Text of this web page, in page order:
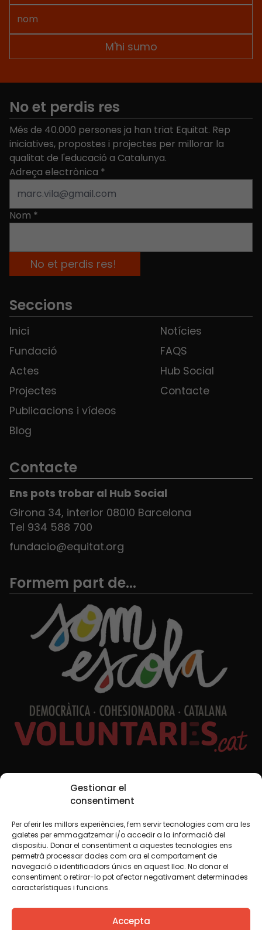
Gestionar el
consentiment
Per oferir les millors experiències, fem servir tecnologies com ara les
galetes per emmagatzemar i/o accedir a la informació del
dispositiu. Donar el consentiment a aquestes tecnologies ens
permetrà processar dades com ara el comportament de
navegació o identificadors únics en aquest lloc. No donar el
consentiment o retirar-lo pot afectar negativament determinades
característiques i funcions.
Accepta
No et perdis res
Més de 40.000 persones ja han triat Equitat. Rep
iniciatives, propostes i projectes per millorar la
qualitat de l'educació a Catalunya.
Adreça electrònica *
Nom *
Seccions
Inici
Fundació
Actes
Projectes
Publicacions i vídeos
Blog
Notícies
FAQS
Hub Social
Contacte
Contacte
Ens pots trobar al Hub Social
Girona 34, interior 08010 Barcelona
Tel 934 588 700
fundacio@equitat.org
Formem part de...
Xarxes Socials
TWT YTB IG FB IN
Avís legalPolítica de cookies
Creiem que el coneixement s’ha de compartir. Per això
fem servir una llicència Creative Commons, llevat que en